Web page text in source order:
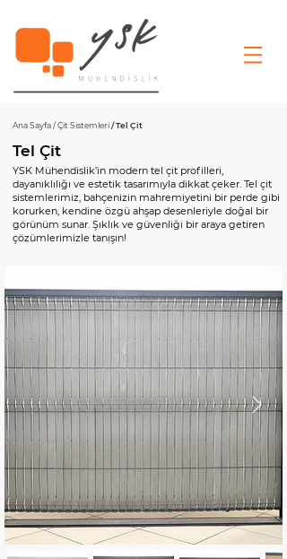
Ana Sayfa/Çit Sistemleri/ Tel Çit
Tel Çit
YSK Mühendislik’in modern tel çit profilleri,
dayanıklılığı ve estetik tasarımıyla dikkat çeker. Tel çit
sistemlerimiz, bahçenizin mahremiyetini bir perde gibi
korurken, kendine özgü ahşap desenleriyle doğal bir
görünüm sunar. Şıklık ve güvenliği bir araya getiren
çözümlerimizle tanışın!